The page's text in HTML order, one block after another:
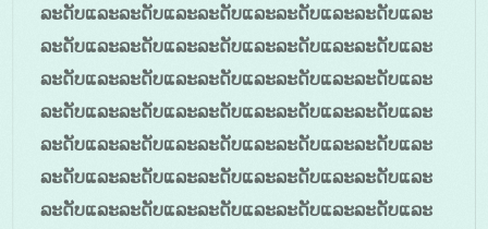
ລະດັບແລະລະດັບແລະລະດັບແລະລະດັບແລະລະດັບແລະ
ລະດັບແລະລະດັບແລະລະດັບແລະລະດັບແລະລະດັບແລະ
ລະດັບແລະລະດັບແລະລະດັບແລະລະດັບແລະລະດັບແລະ
ລະດັບແລະລະດັບແລະລະດັບແລະລະດັບແລະລະດັບແລະ
ລະດັບແລະລະດັບແລະລະດັບແລະລະດັບແລະລະດັບແລະ
ລະດັບແລະລະດັບແລະລະດັບແລະລະດັບແລະລະດັບແລະ
ລະດັບແລະລະດັບແລະລະດັບແລະລະດັບແລະລະດັບແລະ